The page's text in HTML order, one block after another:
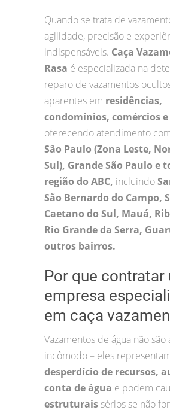
Quando se trata de
agilidade, precisão e
indispensáveis. Caça
Rasa é especializada na
reparo de vazamentos
aparentes em residências,
condomínios, comércios
oferecendo atendimento
São Paulo (Zona Leste,
Sul), Grande São Paulo e
região do ABC, incluindo
São Bernardo do Campo,
Caetano do Sul, Mauá,
Rio Grande da Serra,
outros bairros.
Por que contratar
empresa
em caça
Vazamentos de água não são
incômodo – eles
desperdício de recursos,
conta de água e podem
estruturais sérios se não